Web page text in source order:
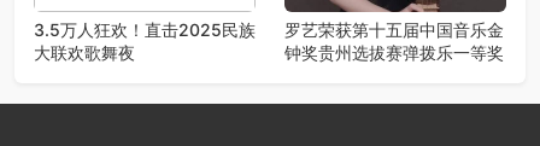
3.5万人狂欢！直击2025民族
大联欢歌舞夜
罗艺荣获第十五届中国音乐金
钟奖贵州选拔赛弹拨乐一等奖​